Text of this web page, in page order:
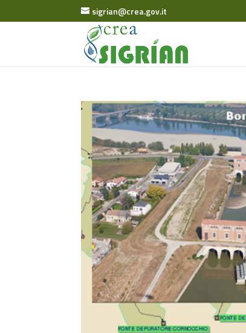
sigrian@crea.gov.it